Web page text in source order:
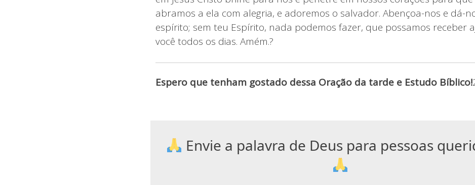
abramos a ela com alegria, e adoremos o salvador. Abençoa-nos e dá-
espírito; sem teu Espírito, nada podemos fazer, que possamos receber
você todos os dias. Amém.?
Espero que tenham gostado dessa Oração da tarde e Estudo Bíblico!
Envie a palavra de Deus para pessoas